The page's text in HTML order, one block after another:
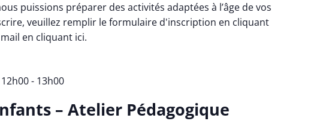
puissions préparer des activités adaptées à l’âge de vos
veuillez remplir le formulaire d'inscription en cliquant
en cliquant ici.
- 13h00
– Atelier Pédagogique